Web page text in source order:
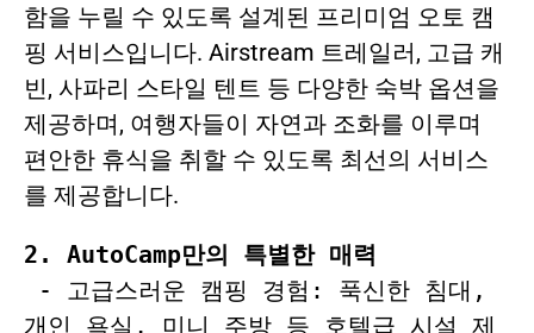
함을 누릴 수 있도록 설계된 프리미엄 오토 캠
핑 서비스입니다. Airstream 트레일러, 고급 캐
빈, 사파리 스타일 텐트 등 다양한 숙박 옵션을
제공하며, 여행자들이 자연과 조화를 이루며
편안한 휴식을 취할 수 있도록 최선의 서비스
를 제공합니다.
2. AutoCamp만의 특별한 매력
- 고급스러운 캠핑 경험: 푹신한 침대,
개인 욕실, 미니 주방 등 호텔급 시설 제